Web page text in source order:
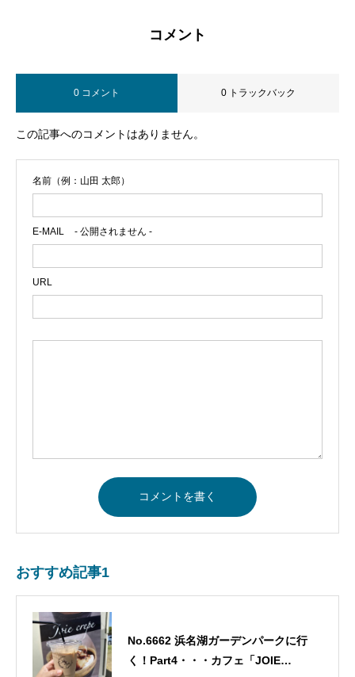
コメント
0 コメント 0 トラックバック
この記事へのコメントはありません。
名前（例：山田 太郎）
E-MAIL - 公開されません -
URL
おすすめ記事1
No.6662 浜名湖ガーデンパークに行
く！Part4・・・カフェ「JOIE